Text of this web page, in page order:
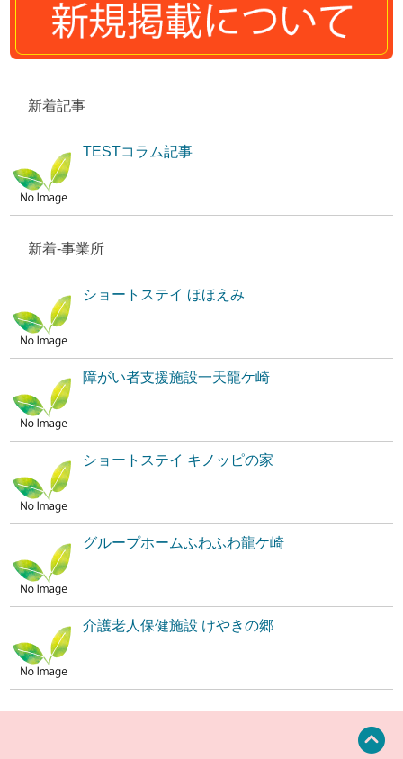
新着記事
TESTコラム記事
新着-事業所
ショートステイ ほほえみ
障がい者支援施設一天龍ケ崎
ショートステイ キノッピの家
グループホームふわふわ龍ケ崎
介護老人保健施設 けやきの郷